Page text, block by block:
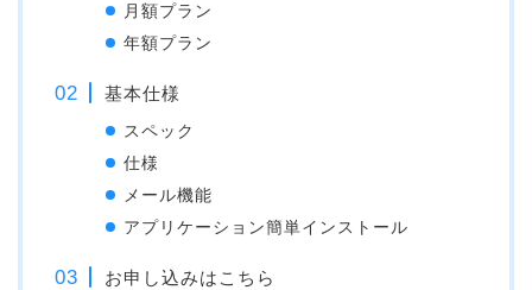
月額プラン
年額プラン
基本仕様
スペック
仕様
メール機能
アプリケーション簡単インストール
お申し込みはこちら